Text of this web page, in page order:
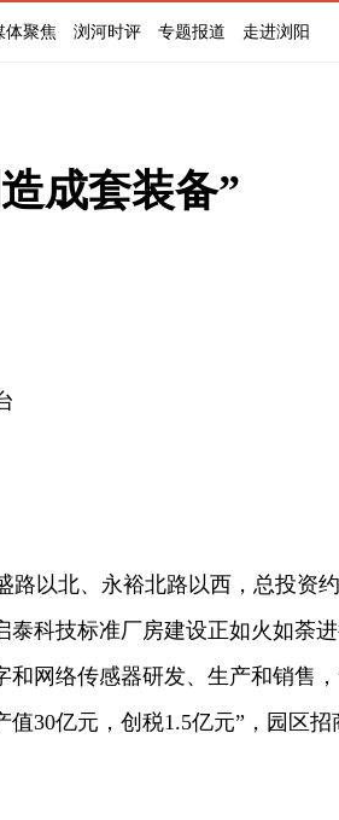
体聚焦 浏河时评 专题报道 走进浏阳
成套装备”
以北、永裕北路以西，总投资
科技标准厂房建设正如火如荼
网络传感器研发、生产和销售
30亿元，创税1.5亿元”，园区招